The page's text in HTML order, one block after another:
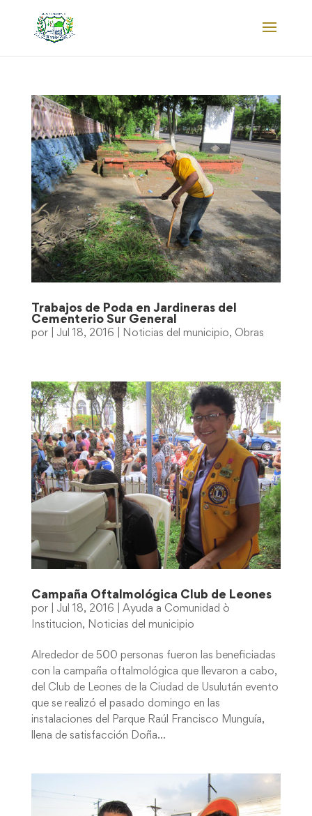
Trabajos de Poda en Jardineras del
Cementerio Sur General
por Jul 18, 2016 Noticias del municipio, Obras
Campaña Oftalmológica Club de Leones
por Jul 18, 2016
Ayuda a Comunidad ò
Institucion, Noticias del municipio
Alrededor de 500 personas fueron las beneficiadas
con la campaña oftalmológica que llevaron a cabo,
del Club de Leones de la Ciudad de Usulután evento
que se realizó el pasado domingo en las
instalaciones del Parque Raúl Francisco Munguía,
llena de satisfacción Doña...